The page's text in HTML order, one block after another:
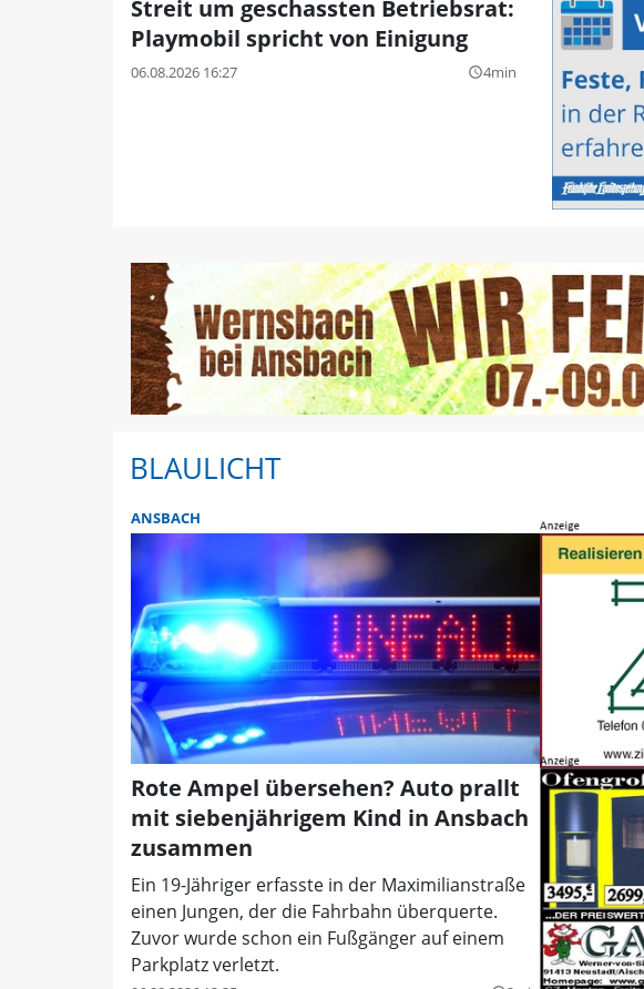
Streit um geschassten Betriebsrat:
Playmobil spricht von Einigung
06.08.2026 16:27 query_builder4min
BLAULICHT
ANSBACH
Rote Ampel übersehen? Auto prallt
mit siebenjährigem Kind in Ansbach
zusammen
Ein 19-Jähriger erfasste in der Maximilianstraße
einen Jungen, der die Fahrbahn überquerte.
Zuvor wurde schon ein Fußgänger auf einem
Parkplatz verletzt.